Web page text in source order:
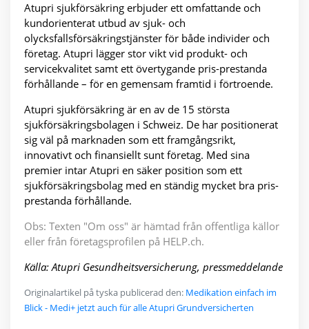
Atupri sjukförsäkring erbjuder ett omfattande och
kundorienterat utbud av sjuk- och
olycksfallsförsäkringstjänster för både individer och
företag. Atupri lägger stor vikt vid produkt- och
servicekvalitet samt ett övertygande pris-prestanda
förhållande – för en gemensam framtid i förtroende.
Atupri sjukförsäkring är en av de 15 största
sjukförsäkringsbolagen i Schweiz. De har positionerat
sig väl på marknaden som ett framgångsrikt,
innovativt och finansiellt sunt företag. Med sina
premier intar Atupri en säker position som ett
sjukförsäkringsbolag med en ständig mycket bra pris-
prestanda förhållande.
Obs: Texten "Om oss" är hämtad från offentliga källor
eller från företagsprofilen på HELP.ch.
Källa: Atupri Gesundheitsversicherung, pressmeddelande
Originalartikel på tyska publicerad den: Medikation einfach im
Blick - Medi+ jetzt auch für alle Atupri Grundversicherten